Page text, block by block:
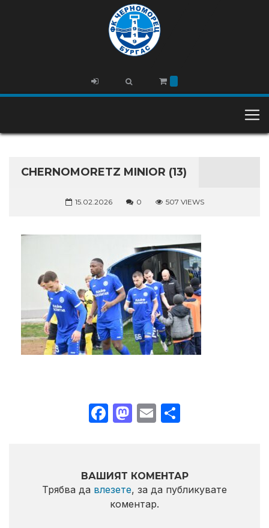
CHERNOMORETZ MINIOR (13)
15.02.2026 0 507 VIEWS
Facebook
Mastodon
Email
ВАШИЯТ КОМЕНТАР
Трябва да влезете, за да публикувате
коментар.